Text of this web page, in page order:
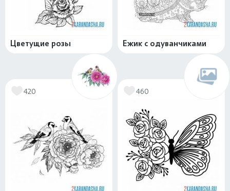
Цветущие розы Ежик с одуванчиками
420 460